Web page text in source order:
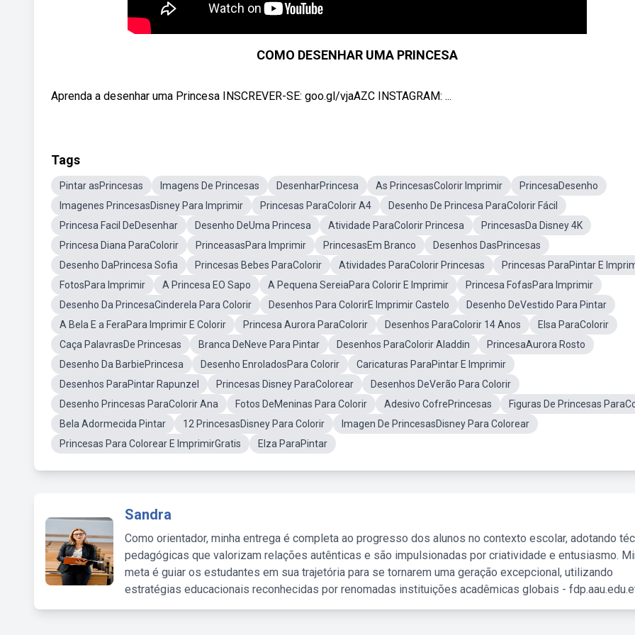
COMO DESENHAR UMA PRINCESA
Aprenda a desenhar uma Princesa INSCREVER-SE: goo.gl/vjaAZC INSTAGRAM: ...
Tags
Pintar asPrincesas Imagens De Princesas DesenharPrincesa As PrincesasColorir Imprimir
PrincesaDesenho
Imagenes PrincesasDisney Para Imprimir
Princesas ParaColorir A4
Desenho De Princesa ParaColorir Fácil
Princesa Facil DeDesenhar
Desenho DeUma Princesa Atividade ParaColorir Princesa
PrincesasDa Disney 4K
Princesa Diana ParaColorir
PrinceasasPara Imprimir PrincesasEm Branco
Desenhos DasPrincesas
Desenho DaPrincesa Sofia
Princesas Bebes ParaColorir Atividades ParaColorir Princesas
Princesas ParaPintar E
FotosPara Imprimir
A Princesa EO Sapo A Pequena SereiaPara Colorir E Imprimir
Princesa FofasPara Imprimir
Desenho Da PrincesaCinderela Para Colorir
Desenhos Para ColorirE Imprimir Castelo
Desenho DeVestido Para Pintar
A Bela E a FeraPara Imprimir E Colorir
Princesa Aurora ParaColorir Desenhos ParaColorir 14 Anos
Elsa ParaColorir
Caça PalavrasDe Princesas
Branca DeNeve Para Pintar Desenhos ParaColorir Aladdin
PrincesaAurora Rosto
Desenho Da BarbiePrincesa
Desenho EnroladosPara Colorir
Caricaturas ParaPintar E Imprimir
Desenhos ParaPintar Rapunzel
Princesas Disney ParaColorear
Desenhos DeVerão Para Colorir
Desenho Princesas ParaColorir Ana
Fotos DeMeninas Para Colorir Adesivo CofrePrincesas
Figuras De Princesas
Bela Adormecida Pintar
12 PrincesasDisney Para Colorir
Imagen De PrincesasDisney Para Colorear
Princesas Para Colorear E ImprimirGratis
Elza ParaPintar
Sandra
Como orientador, minha entrega é completa ao progresso dos alunos no contexto escolar, adotando
pedagógicas que valorizam relações autênticas e são impulsionadas por criatividade e entusiasmo.
meta é guiar os estudantes em sua trajetória para se tornarem uma geração excepcional, utilizando
estratégias educacionais reconhecidas por renomadas instituições acadêmicas globais -